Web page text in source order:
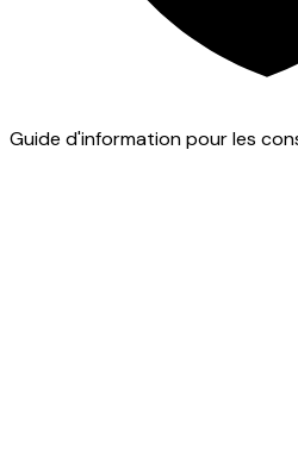
Guide d'information pour les